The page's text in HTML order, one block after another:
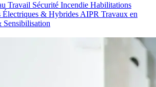
Travail Sécurité Incendie Habilitations
Électriques & Hybrides AIPR Travaux en
Sensibilisation